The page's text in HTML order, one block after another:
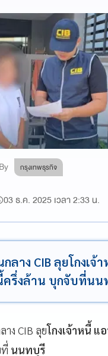
By กรุงเทพธุรกิจ
03 ธ.ค. 2025 เวลา 2:33 น.
ลาง CIB ลุยโกงเจ้
รึ่งล้าน บุกจับที่นน
ง CIB ลุยโกงเจ้าหนี้ แ
นนทบุรี